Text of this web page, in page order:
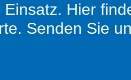
Hier
Senden Sie